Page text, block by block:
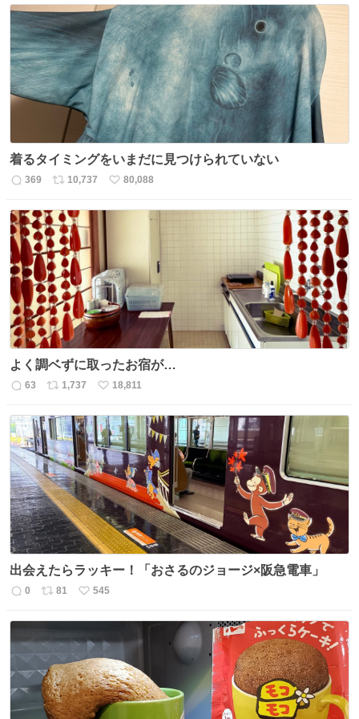
数
ス
ト
数
ね
数
着るタイミングをいまだに見つけられていない
返
数
369
リ
ス
ト
数
10,737
い
80,088
よく調ベずに取ったお宿が…
返
数
63
リ
ス
ト
数
1,737
い
ね
数
18,811
出会えたらラッキー！「おさるのジョージ×阪急電車」
返
0
リ
ス
ト
数
81
い
数
545